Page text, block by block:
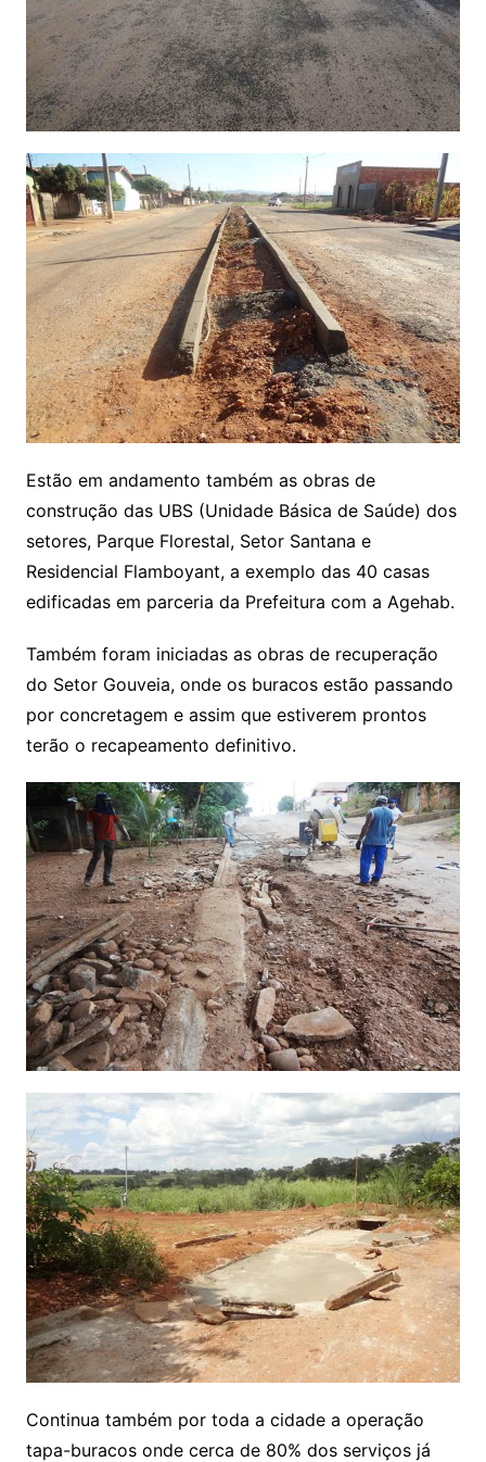
Estão em andamento também as obras de
construção das UBS (Unidade Básica de Saúde) dos
setores, Parque Florestal, Setor Santana e
Residencial Flamboyant, a exemplo das 40 casas
edificadas em parceria da Prefeitura com a Agehab.
Também foram iniciadas as obras de recuperação
do Setor Gouveia, onde os buracos estão passando
por concretagem e assim que estiverem prontos
terão o recapeamento definitivo.
Continua também por toda a cidade a operação
tapa-buracos onde cerca de 80% dos serviços já